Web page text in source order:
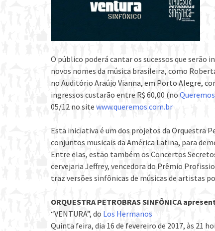
O público poderá cantar os sucessos que serão
novos nomes da música brasileira, como
no Auditório Araújo Vianna, em Porto Alegre,
ingressos custarão entre R$ 60,00 (no Queremos
05/12 no site www.queremos.com.br
Esta iniciativa é um dos projetos da Orquestra
conjuntos musicais da América Latina, para
Entre elas, estão também os Concertos
cervejaria Jeffrey, vencedora do Prêmio
traz versões sinfônicas de músicas de artistas
ORQUESTRA PETROBRAS SINFÔNICA
“VENTURA”, do Los Hermanos
Quinta feira, dia 16 de fevereiro de 2017, às 21